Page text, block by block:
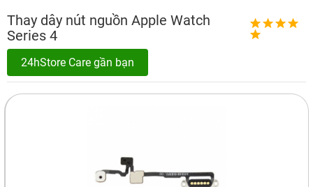
Thay dây nút nguồn Apple Watch
Series 4
24hStore Care gần bạn